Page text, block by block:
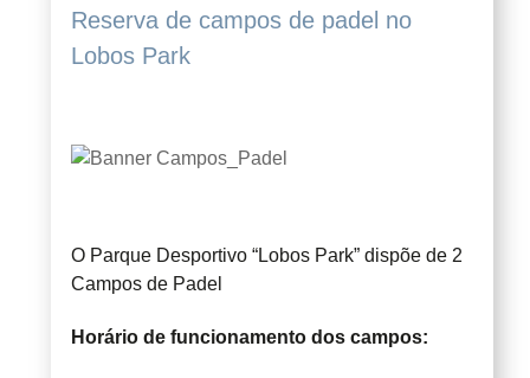
Reserva de campos de padel no
Lobos Park
O Parque Desportivo “Lobos Park” dispõe de 2
Campos de Padel
Horário de funcionamento dos campos: